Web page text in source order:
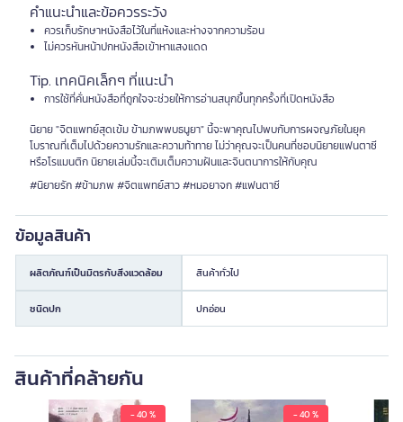
คำแนะนำและข้อควรระวัง
ควรเก็บรักษาหนังสือไว้ในที่แห้งและห่างจากความร้อน
ไม่ควรหันหน้าปกหนังสือเข้าหาแสงแดด
Tip. เทคนิคเล็กๆ ที่แนะนำ
การใช้ที่คั่นหนังสือที่ถูกใจจะช่วยให้การอ่านสนุกขึ้นทุกครั้งที่เปิดหนังสือ
นิยาย "จิตแพทย์สุดเข้ม ข้ามภพพบธนูยา" นี้จะพาคุณไปพบกับการผจญภัยในยุค
โบราณที่เต็มไปด้วยความรักและความท้าทาย ไม่ว่าคุณจะเป็นคนที่ชอบนิยายแฟนตาซี
หรือโรแมนติก นิยายเล่มนี้จะเติมเต็มความฝันและจินตนาการให้กับคุณ
#นิยายรัก #ข้ามภพ #จิตแพทย์สาว #หมอยาจก #แฟนตาซี
ข้อมูลสินค้า
ผลิตภัณฑ์เป็นมิตรกับสิ่งแวดล้อม สินค้าทั่วไป
ชนิดปก ปกอ่อน
สินค้าที่คล้ายกัน
- 40 % - 40 %